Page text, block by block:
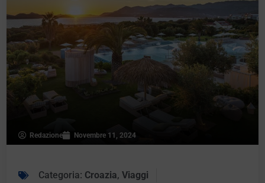
Redazione Novembre 11, 2024
Categoria: Croazia,Viaggi